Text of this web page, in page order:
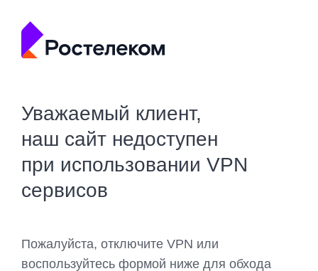
Уважаемый клиент,
наш сайт недоступен
при использовании VPN
сервисов
Пожалуйста, отключите VPN или
воспользуйтесь формой ниже для обхода